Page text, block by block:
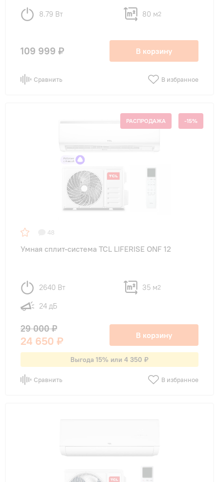
8.79 Вт 80 м2
109 999 ₽ В корзину
Сравнить В избранное
РАСПРОДАЖА -15%
48
Умная сплит-система TCL LIFERISE ONF 12
2640 Вт 35 м2
24 дБ
29 000 ₽
24 650 ₽ В корзину
Выгода 15% или 4 350 ₽
Сравнить В избранное